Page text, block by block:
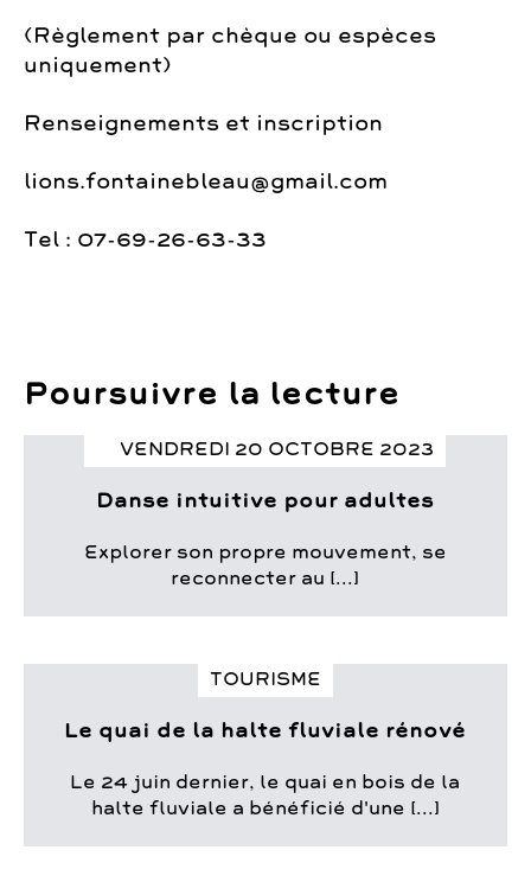
(Règlement par chèque ou espèces
uniquement)
Renseignements et inscription
lions.fontainebleau@gmail.com
Tel : 07-69-26-63-33
Poursuivre la lecture
VENDREDI 20 OCTOBRE 2023
Danse intuitive pour adultes
Explorer son propre mouvement, se
reconnecter au [...]
TOURISME
Le quai de la halte fluviale rénové
Le 24 juin dernier, le quai en bois de la
halte fluviale a bénéficié d'une [...]